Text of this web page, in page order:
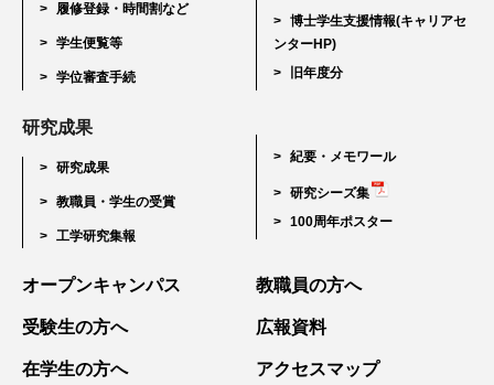
履修登録・時間割など
学生便覧等
学位審査手続
博士学生支援情報(キャリアセ
ンターHP)
旧年度分
研究成果
研究成果
教職員・学生の受賞
工学研究集報
紀要・メモワール
研究シーズ集
100周年ポスター
オープンキャンパス
受験生の方へ
在学生の方へ
教職員の方へ
広報資料
アクセスマップ